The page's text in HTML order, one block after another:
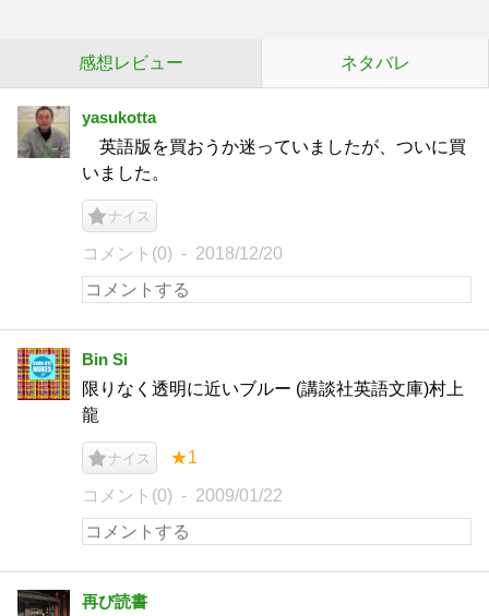
感想レビュー ネタバレ
yasukotta
英語版を買おうか迷っていましたが、ついに買
いました。
ナイス
コメント(0) 2018/12/20
Bin Si
限りなく透明に近いブルー (講談社英語文庫)村上
龍
ナイス ★1
コメント(0) 2009/01/22
再び読書